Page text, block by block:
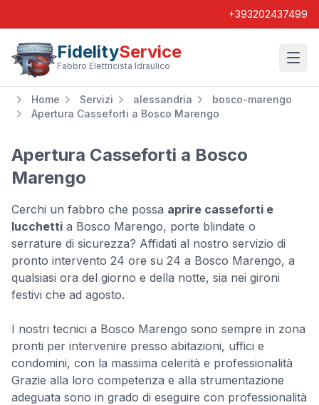
+393202437499
FidelityService
Fabbro Elettricista Idraulico
Home Servizi alessandria
bosco-marengo
Apertura Casseforti a Bosco Marengo
Apertura Casseforti a Bosco
Marengo
Cerchi un fabbro che possa aprire casseforti e
lucchetti a Bosco Marengo, porte blindate o
serrature di sicurezza? Affidati al nostro servizio di
pronto intervento 24 ore su 24 a Bosco Marengo, a
qualsiasi ora del giorno e della notte, sia nei gironi
festivi che ad agosto.
I nostri tecnici a Bosco Marengo sono sempre in zona
pronti per intervenire presso abitazioni, uffici e
condomini, con la massima celerità e professionalità
Grazie alla loro competenza e alla strumentazione
adeguata sono in grado di eseguire con professionalità